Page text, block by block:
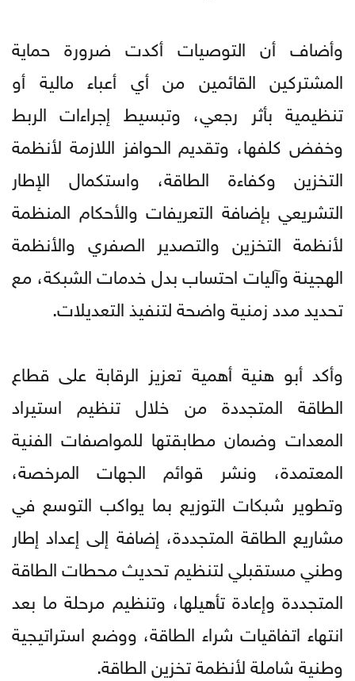
وأضاف أن التوصيات أكدت ضرورة حماية
المشتركين القائمين من أي أعباء مالية أو
تنظيمية بأثر رجعي، وتبسيط إجراءات الربط
وخفض كلفها، وتقديم الحوافز اللازمة لأنظمة
التخزين وكفاءة الطاقة، واستكمال الإطار
التشريعي بإضافة التعريفات والأحكام المنظمة
لأنظمة التخزين والتصدير الصفري والأنظمة
الهجينة وآليات احتساب بدل خدمات الشبكة، مع
تحديد مدد زمنية واضحة لتنفيذ التعديلات.
وأكد أبو هنية أهمية تعزيز الرقابة على قطاع
الطاقة المتجددة من خلال تنظيم استيراد
المعدات وضمان مطابقتها للمواصفات الفنية
المعتمدة، ونشر قوائم الجهات المرخصة،
وتطوير شبكات التوزيع بما يواكب التوسع في
مشاريع الطاقة المتجددة، إضافة إلى إعداد إطار
وطني مستقبلي لتنظيم تحديث محطات الطاقة
المتجددة وإعادة تأهيلها، وتنظيم مرحلة ما بعد
انتهاء اتفاقيات شراء الطاقة، ووضع استراتيجية
وطنية شاملة لأنظمة تخزين الطاقة.